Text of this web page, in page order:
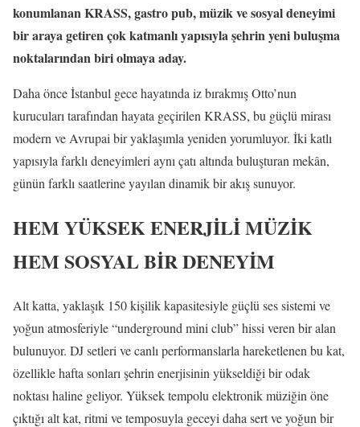
konumlanan KRASS, gastro pub, müzik ve sosyal deneyimi
bir araya getiren çok katmanlı yapısıyla şehrin yeni buluşma
noktalarından biri olmaya aday.
Daha önce İstanbul gece hayatında iz bırakmış Otto’nun
kurucuları tarafından hayata geçirilen KRASS, bu güçlü mirası
modern ve Avrupai bir yaklaşımla yeniden yorumluyor. İki katlı
yapısıyla farklı deneyimleri aynı çatı altında buluşturan mekân,
günün farklı saatlerine yayılan dinamik bir akış sunuyor.
HEM YÜKSEK ENERJİLİ MÜZİK
HEM SOSYAL BİR DENEYİM
Alt katta, yaklaşık 150 kişilik kapasitesiyle güçlü ses sistemi ve
yoğun atmosferiyle “underground mini club” hissi veren bir alan
bulunuyor. DJ setleri ve canlı performanslarla hareketlenen bu kat,
özellikle hafta sonları şehrin enerjisinin yükseldiği bir odak
noktası haline geliyor. Yüksek tempolu elektronik müziğin öne
çıktığı alt kat, ritmi ve temposuyla geceyi daha sert ve yoğun bir